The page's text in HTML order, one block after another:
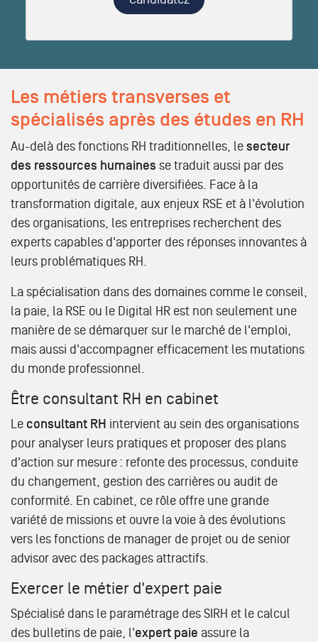
Les métiers transverses et
spécialisés après des études en RH
Au-delà des fonctions RH traditionnelles, le secteur
des ressources humaines se traduit aussi par des
opportunités de carrière diversifiées. Face à la
transformation digitale, aux enjeux RSE et à l'évolution
des organisations, les entreprises recherchent des
experts capables d'apporter des réponses innovantes à
leurs problématiques RH.
La spécialisation dans des domaines comme le conseil,
la paie, la RSE ou le Digital HR est non seulement une
manière de se démarquer sur le marché de l'emploi,
mais aussi d'accompagner efficacement les mutations
du monde professionnel.
Être consultant RH en cabinet
Le consultant RH intervient au sein des organisations
pour analyser leurs pratiques et proposer des plans
d'action sur mesure : refonte des processus, conduite
du changement, gestion des carrières ou audit de
conformité. En cabinet, ce rôle offre une grande
variété de missions et ouvre la voie à des évolutions
vers les fonctions de manager de projet ou de senior
advisor avec des packages attractifs.
Exercer le métier d'expert paie
Spécialisé dans le paramétrage des SIRH et le calcul
des bulletins de paie, l'expert paie assure la